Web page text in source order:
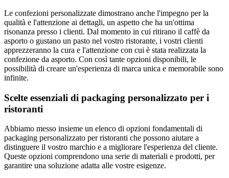
Le confezioni personalizzate dimostrano anche l'impegno per la
qualità e l'attenzione ai dettagli, un aspetto che ha un'ottima
risonanza presso i clienti. Dal momento in cui ritirano il caffè da
asporto o gustano un pasto nel vostro ristorante, i vostri clienti
apprezzeranno la cura e l'attenzione con cui è stata realizzata la
confezione da asporto. Con così tante opzioni disponibili, le
possibilità di creare un'esperienza di marca unica e memorabile sono
infinite.
Scelte essenziali di packaging personalizzato per i
ristoranti
Abbiamo messo insieme un elenco di opzioni fondamentali di
packaging personalizzato per ristoranti che possono aiutare a
distinguere il vostro marchio e a migliorare l'esperienza del cliente.
Queste opzioni comprendono una serie di materiali e prodotti, per
garantire una soluzione adatta alle vostre esigenze.